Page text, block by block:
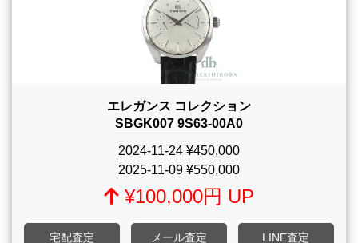
エレガンス コレクション
SBGK007 9S63-00A0
2024-11-24 ¥450,000
2025-11-09 ¥550,000
¥100,000円 UP
宅配査定 メール査定 LINE査定